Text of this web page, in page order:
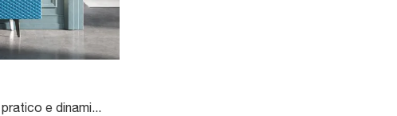
Arreda un soggiorno pratico e dinamico con questa madia Absolut di Cattelan Italia: scopri le più esclusive Madie in materico.